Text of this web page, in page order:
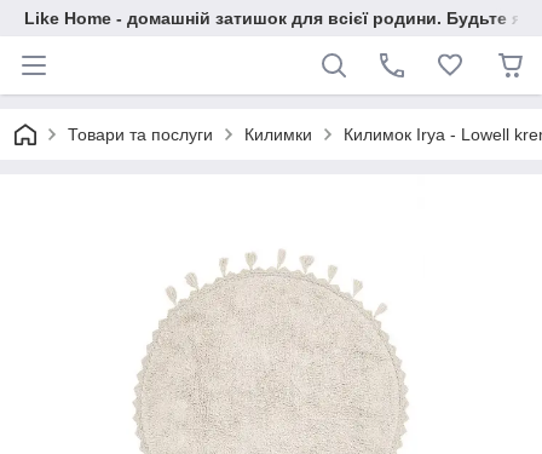
Like Home - домашній затишок для всієї родини. Будьте як
Товари та послуги Килимки Килимок Irya - Lowell